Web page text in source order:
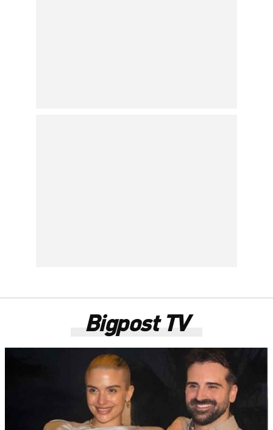
Bigpost TV